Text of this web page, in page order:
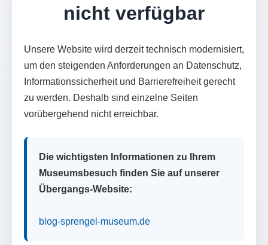
nicht verfügbar
Unsere Website wird derzeit technisch modernisiert,
um den steigenden Anforderungen an Datenschutz,
Informationssicherheit und Barrierefreiheit gerecht
zu werden. Deshalb sind einzelne Seiten
vorübergehend nicht erreichbar.
Die wichtigsten Informationen zu Ihrem
Museumsbesuch finden Sie auf unserer
Übergangs-Website:
blog-sprengel-museum.de